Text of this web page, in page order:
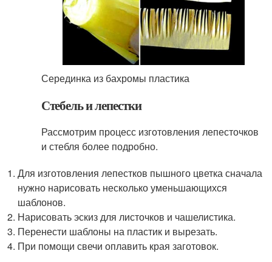
Серединка из бахромы пластика
Стебель и лепестки
Рассмотрим процесс изготовления лепесточков
и стебля более подробно.
Для изготовления лепестков пышного цветка сначала
нужно нарисовать несколько уменьшающихся
шаблонов.
Нарисовать эскиз для листочков и чашелистика.
Перенести шаблоны на пластик и вырезать.
При помощи свечи оплавить края заготовок.